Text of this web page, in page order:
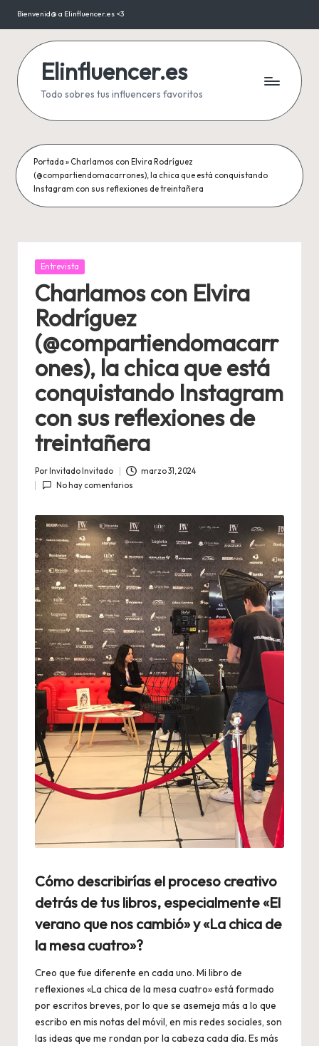
Saltar
contenido
Bienvenid@ a Elinfluencer.es <3
Elinfluencer.es
Todo sobres tus influencers favoritos
Portada » Charlamos con Elvira Rodríguez
(@compartiendomacarrones), la chica que está conquistando
Instagram con sus reflexiones de treintañera
Publicada
Entrevista
Charlamos con Elvira
Rodríguez
(@compartiendomacarr
ones), la chica que está
conquistando Instagram
con sus reflexiones de
treintañera
por
Por Invitado Invitado
marzo 31, 2024
No hay comentarios
Cómo describirías el proceso creativo
detrás de tus libros, especialmente «El
verano que nos cambió» y «La chica de
la mesa cuatro»?
Creo que fue diferente en cada uno. Mi libro de
reflexiones «La chica de la mesa cuatro» está formado
por escritos breves, por lo que se asemeja más a lo que
escribo en mis notas del móvil, en mis redes sociales, son
las ideas que me rondan por la cabeza cada día. Es más